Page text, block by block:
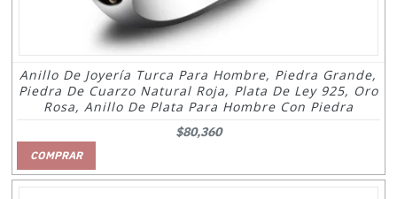
Anillo De Joyería Turca Para Hombre, Piedra Grande,
Piedra De Cuarzo Natural Roja, Plata De Ley 925, Oro
Rosa, Anillo De Plata Para Hombre Con Piedra
$80,360
COMPRAR